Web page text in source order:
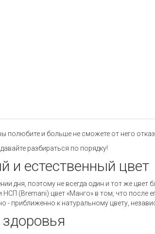
полюбите и больше не сможете от него
разбираться по порядку!
и естественный цвет
дня, поэтому не всегда один и тот же
НСП (Bremani) цвет «Манго» в том, что после
- приближенно к натуральному цвету,